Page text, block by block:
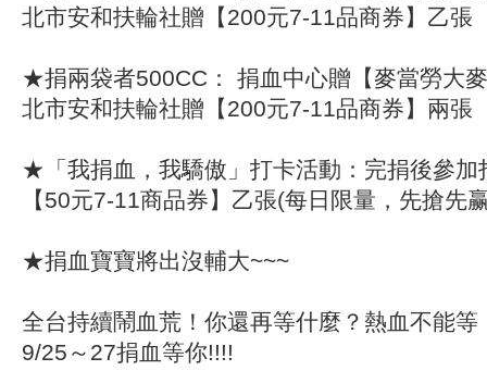
北市安和扶輪社贈【200元7-11品商券】乙張
★捐兩袋者500CC： 捐血中心贈【麥當勞大
北市安和扶輪社贈【200元7-11品商券】兩張
★「我捐血，我驕傲」打卡活動：完捐後參加
【50元7-11商品券】乙張(每日限量，先搶先
★捐血寶寶將出沒輔大~~~
全台持續鬧血荒！你還再等什麼？熱血不能等
9/25～27捐血等你!!!!